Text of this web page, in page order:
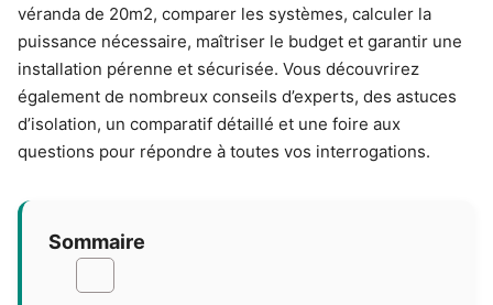
véranda de 20m2, comparer les systèmes, calculer la
puissance nécessaire, maîtriser le budget et garantir une
installation pérenne et sécurisée. Vous découvrirez
également de nombreux conseils d’experts, des astuces
d’isolation, un comparatif détaillé et une foire aux
questions pour répondre à toutes vos interrogations.
Sommaire